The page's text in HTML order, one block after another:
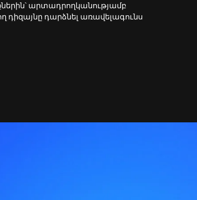
արտադրողկանությամբ
դիզայնը դարձնել առավելագունս